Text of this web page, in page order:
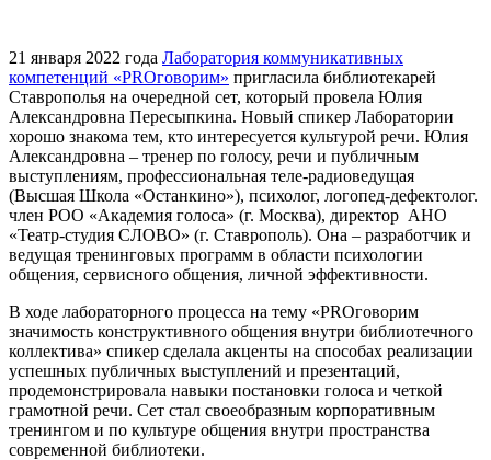
21 января 2022 года Лаборатория коммуникативных
компетенций «PROговорим» пригласила библиотекарей
Ставрополья на очередной сет, который провела Юлия
Александровна Пересыпкина. Новый спикер Лаборатории
хорошо знакома тем, кто интересуется культурой речи. Юлия
Александровна – тренер по голосу, речи и публичным
выступлениям, профессиональная теле-радиоведущая
(Высшая Школа «Останкино»), психолог, логопед-дефектолог.
член РОО «Академия голоса» (г. Москва), директор АНО
«Театр-студия СЛОВО» (г. Ставрополь). Она – разработчик и
ведущая тренинговых программ в области психологии
общения, сервисного общения, личной эффективности.
В ходе лабораторного процесса на тему «PROговорим
значимость конструктивного общения внутри библиотечного
коллектива» спикер сделала акценты на способах реализации
успешных публичных выступлений и презентаций,
продемонстрировала навыки постановки голоса и четкой
грамотной речи. Сет стал своеобразным корпоративным
тренингом и по культуре общения внутри пространства
современной библиотеки.